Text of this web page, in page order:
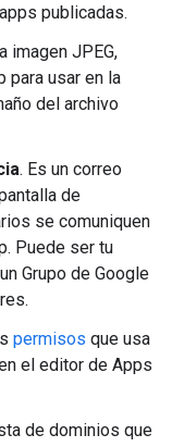
publicadas.
imagen JPEG,
para usar en la
del archivo
. Es un correo
de
se comuniquen
Puede ser tu
Grupo de Google
permisos que usa
el editor de Apps
de dominios que